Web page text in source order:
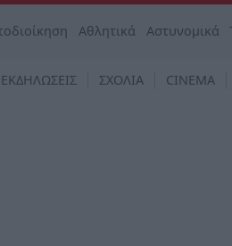
Αθλητικά Αστυνομικά
ΕΚΔΗΛΩΣΕΙΣ ΣΧΟΛΙΑ CINEMA